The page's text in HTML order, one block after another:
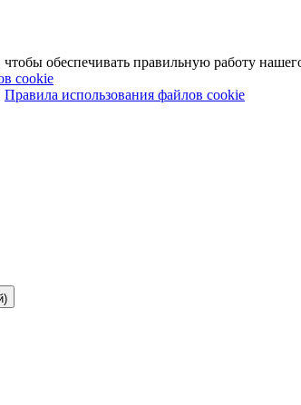
обеспечивать правильную работу
cookie
Правила использования файлов cookie